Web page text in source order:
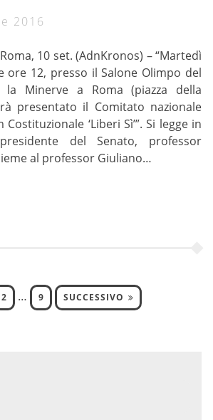
2016
10 set. (AdnKronos) – “Martedì
ore 12, presso il Salone Olimpo del
Minerve a Roma (piazza della
presentato il Comitato nazionale
‘Liberi Sì’”. Si legge in
del Senato, professor
al professor Giuliano…
2 … 9 SUCCESSIVO